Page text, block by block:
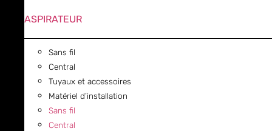
ASPIRATEUR
Sans fil
Central
Tuyaux et accessoires
Matériel d’installation
Sans fil
Central